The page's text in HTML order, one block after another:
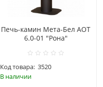
Печь-камин Мета-Бел АОТ
6.0-01 "Рона"
Код товара: 3520
В наличии